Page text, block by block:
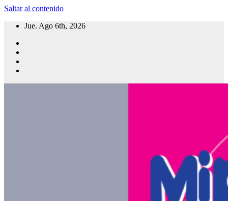
Saltar al contenido
Jue. Ago 6th, 2026